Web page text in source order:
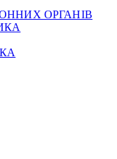
ОРГАНІВ